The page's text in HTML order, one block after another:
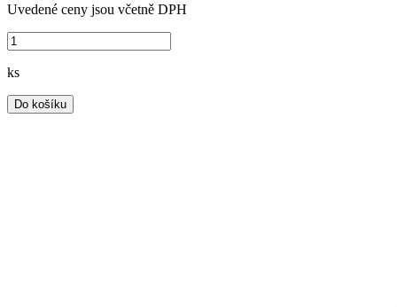
Uvedené ceny jsou včetně DPH
ks